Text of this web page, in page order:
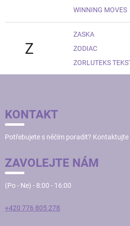
WINNING MOVES
Z
ZASKA
ZODIAC
ZORLUTEKS
A
T
KONTAKT
Potřebujete s něčím poradit? Kontaktujte
ZAVOLEJTE NÁM
(Po - Ne) - 8:00 - 16:00
+420 776 805 278